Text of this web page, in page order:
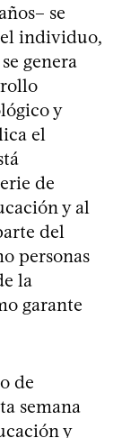
se
individuo,
genera
y
el
de
y al
del
personas
la
garante
de
semana
y